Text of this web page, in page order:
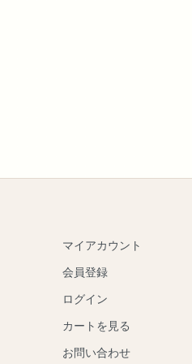
マイアカウント
会員登録
ログイン
カートを見る
お問い合わせ